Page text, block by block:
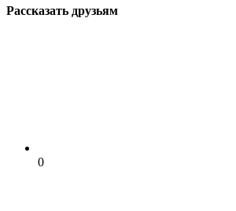
Рассказать друзьям
0